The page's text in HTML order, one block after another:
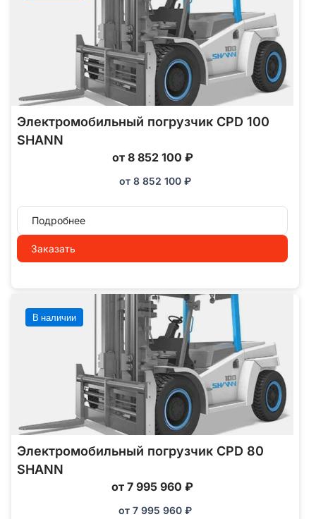
Электромобильный погрузчик CPD 100
SHANN
от 8 852 100 ₽
от 8 852 100 ₽
Подробнее
Заказать
В наличии
Электромобильный погрузчик CPD 80
SHANN
от 7 995 960 ₽
от 7 995 960 ₽